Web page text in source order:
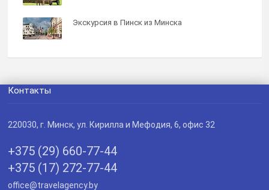
Экскурсия в Пинск из Минска
Контакты
220030, г. Минск, ул. Кирилла и Мефодия, 6, офис 32
+375 (29) 660-77-44
+375 (17) 272-77-44
office@travelagency.by